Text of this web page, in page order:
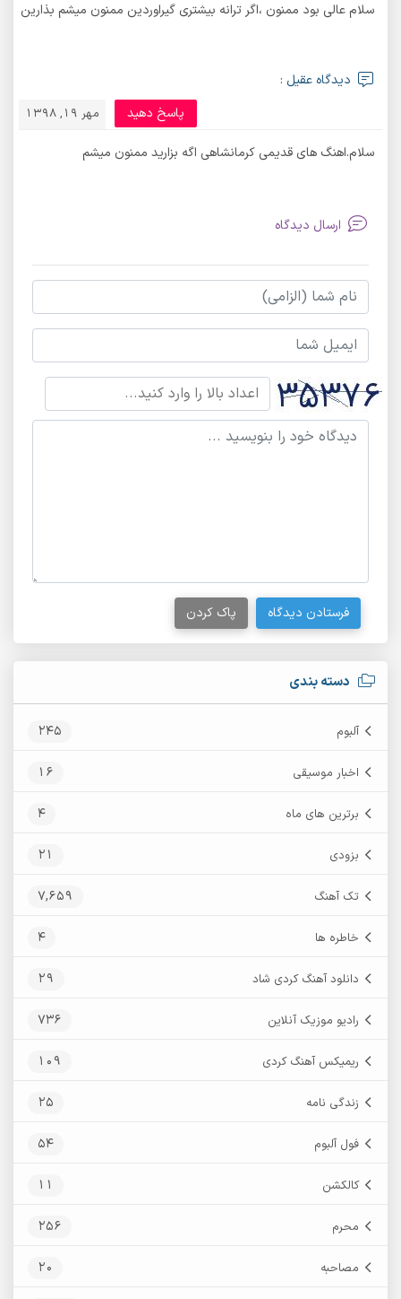
دسته بندی
آلبوم 245
اخبار موسیقی 16
برترین های ماه 4
بزودی 21
تک آهنگ 7,659
خاطره ها 4
دانلود آهنگ کردی شاد 29
رادیو موزیک آنلاین 736
ریمیکس آهنگ کردی 109
زندگی نامه 25
فول آلبوم 54
کالکشن 11
محرم 256
مصاحبه 20
سلام عالی بود ممنون ،اگر ترانه بیشتری گیراوردین ممنون میشم بذارین
دیدگاه عقیل :
مهر 19, 1398 پاسخ دهید
سلام.اهنگ های قدیمی کرمانشاهی اگه بزارید ممنون میشم
ارسال دیدگاه
فرستادن دیدگاه پاک کردن